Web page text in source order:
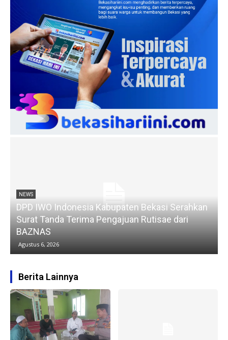
NEWS
GOKAR Pilihan Transportasi Online Karawang
Dekat Bersahabat Harga Lebih Terjangkau
Sekarang
Agustus 6, 2026
Berita Lainnya